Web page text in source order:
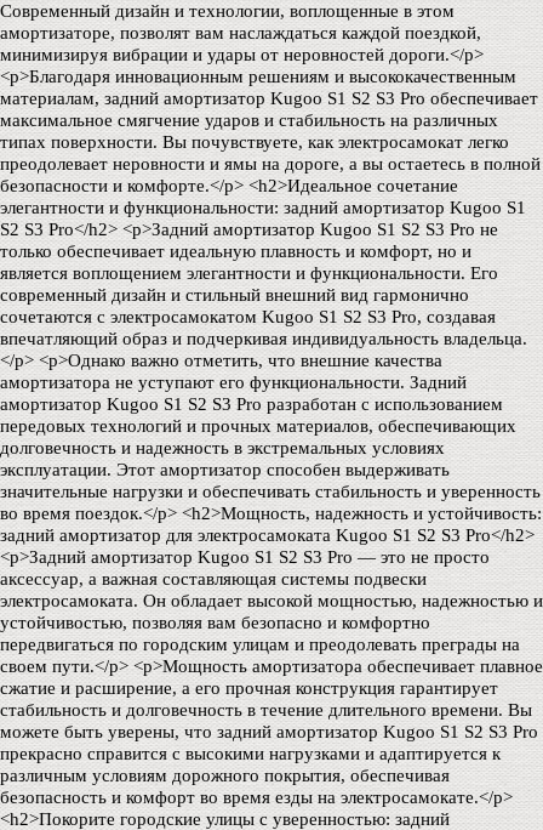
Современный дизайн и технологии, воплощенные в этом
амортизаторе, позволят вам наслаждаться каждой поездкой,
минимизируя вибрации и удары от неровностей дороги.</p>
<p>Благодаря инновационным решениям и высококачественным
материалам, задний амортизатор Kugoo S1 S2 S3 Pro обеспечивает
максимальное смягчение ударов и стабильность на различных
типах поверхности. Вы почувствуете, как электросамокат легко
преодолевает неровности и ямы на дороге, а вы остаетесь в полной
безопасности и комфорте.</p> <h2>Идеальное сочетание
элегантности и функциональности: задний амортизатор Kugoo S1
S2 S3 Pro</h2> <p>Задний амортизатор Kugoo S1 S2 S3 Pro не
только обеспечивает идеальную плавность и комфорт, но и
является воплощением элегантности и функциональности. Его
современный дизайн и стильный внешний вид гармонично
сочетаются с электросамокатом Kugoo S1 S2 S3 Pro, создавая
впечатляющий образ и подчеркивая индивидуальность владельца.
</p> <p>Однако важно отметить, что внешние качества
амортизатора не уступают его функциональности. Задний
амортизатор Kugoo S1 S2 S3 Pro разработан с использованием
передовых технологий и прочных материалов, обеспечивающих
долговечность и надежность в экстремальных условиях
эксплуатации. Этот амортизатор способен выдерживать
значительные нагрузки и обеспечивать стабильность и уверенность
во время поездок.</p> <h2>Мощность, надежность и устойчивость:
задний амортизатор для электросамоката Kugoo S1 S2 S3 Pro</h2>
<p>Задний амортизатор Kugoo S1 S2 S3 Pro — это не просто
аксессуар, а важная составляющая системы подвески
электросамоката. Он обладает высокой мощностью, надежностью и
устойчивостью, позволяя вам безопасно и комфортно
передвигаться по городским улицам и преодолевать преграды на
своем пути.</p> <p>Мощность амортизатора обеспечивает плавное
сжатие и расширение, а его прочная конструкция гарантирует
стабильность и долговечность в течение длительного времени. Вы
можете быть уверены, что задний амортизатор Kugoo S1 S2 S3 Pro
прекрасно справится с высокими нагрузками и адаптируется к
различным условиям дорожного покрытия, обеспечивая
безопасность и комфорт во время езды на электросамокате.</p>
<h2>Покорите городские улицы с уверенностью: задний